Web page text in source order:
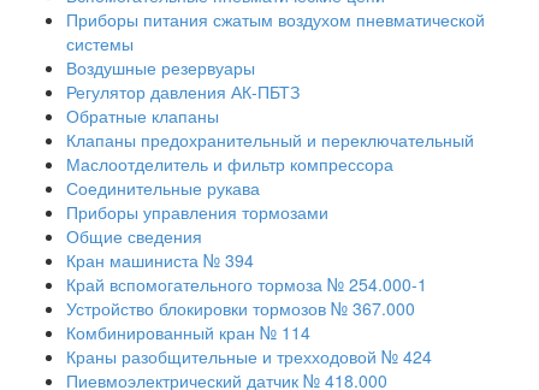
Приборы питания сжатым воздухом пневматической
системы
Воздушные резервуары
Регулятор давления АК-ПБТЗ
Обратные клапаны
Клапаны предохранительный и переключательный
Маслоотделитель и фильтр компрессора
Соединительные рукава
Приборы управления тормозами
Общие сведения
Кран машиниста № 394
Край вспомогательного тормоза № 254.000-1
Устройство блокировки тормозов № 367.000
Комбинированный кран № 114
Краны разобщительные и трехходовой № 424
Пиевмоэлектрический датчик № 418.000